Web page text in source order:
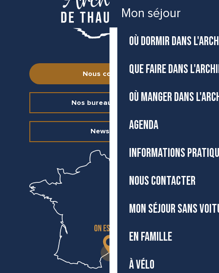
Mon séjour
OÙ DORMIR DANS
QUE FAIRE DANS
OÙ MANGER DANS
AGENDA
INFORMATIONS
NOUS CONTACTER
MON SÉJOUR SANS
EN FAMILLE
À VÉLO
Accessibilité
Voir les favoris
Nous contacter
Nos bureaux d’accueil
Newsletter